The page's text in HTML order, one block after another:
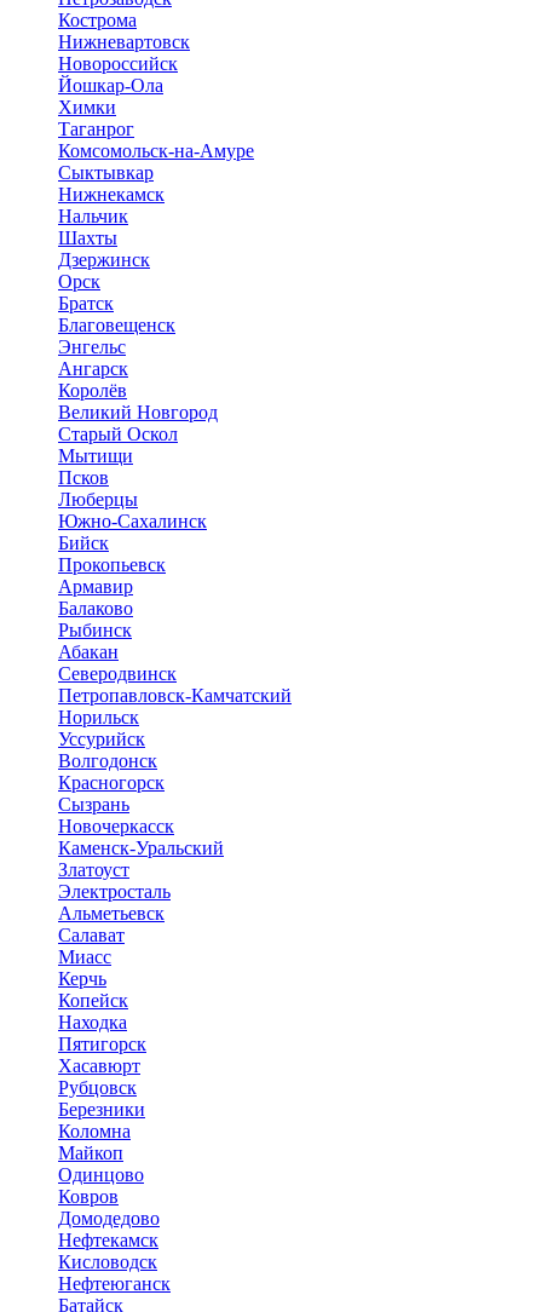
Кострома
Нижневартовск
Новороссийск
Йошкар-Ола
Химки
Таганрог
Комсомольск-на-Амуре
Сыктывкар
Нижнекамск
Нальчик
Шахты
Дзержинск
Орск
Братск
Благовещенск
Энгельс
Ангарск
Королёв
Великий Новгород
Старый Оскол
Мытищи
Псков
Люберцы
Южно-Сахалинск
Бийск
Прокопьевск
Армавир
Балаково
Рыбинск
Абакан
Северодвинск
Петропавловск-Камчатский
Норильск
Уссурийск
Волгодонск
Красногорск
Сызрань
Новочеркасск
Каменск-Уральский
Златоуст
Электросталь
Альметьевск
Салават
Миасс
Керчь
Копейск
Находка
Пятигорск
Хасавюрт
Рубцовск
Березники
Коломна
Майкоп
Одинцово
Ковров
Домодедово
Нефтекамск
Кисловодск
Нефтеюганск
Батайск